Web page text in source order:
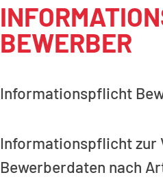
BEWERBER
Informationspflicht
Informationspflicht zur
Bewerberdaten nach